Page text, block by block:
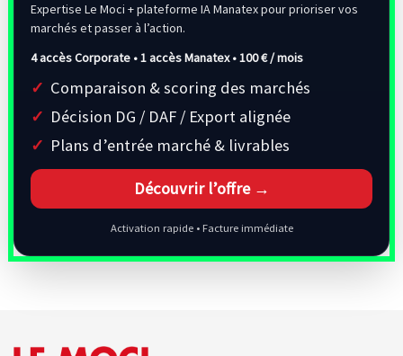
Expertise Le Moci + plateforme IA Manatex pour prioriser vos
marchés et passer à l’action.
4 accès Corporate • 1 accès Manatex •100 € / mois
Comparaison & scoring des marchés
Décision DG / DAF / Export alignée
Plans d’entrée marché & livrables
Découvrir l’offre →
Activation rapide • Facture immédiate